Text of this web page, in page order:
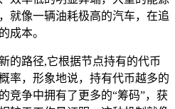
就像一辆油耗极高的汽车，在追
成本。
的路径,它根据节点持有的代币
率，形象地说，持有代币越多的
竞争中拥有了更多的“筹码”，获